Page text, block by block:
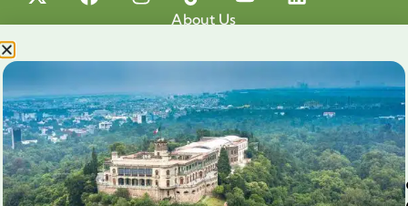
About Us
Our cause
Shop for a cause
Blog
Chapultepec Volunteering